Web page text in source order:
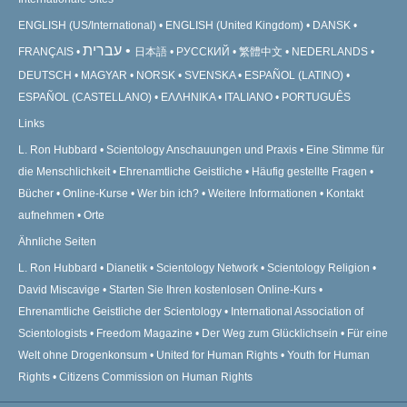
ENGLISH (US/International) ENGLISH (United Kingdom) DANSK
FRANÇAIS עברית 日本語 РУССКИЙ 繁體中文
NEDERLANDS
DEUTSCH
MAGYAR NORSK SVENSKA
ESPAÑOL (LATINO)
ESPAÑOL (CASTELLANO)
ΕΛΛΗΝΙΚA ITALIANO PORTUGUÊS
Links
L. Ron Hubbard Scientology Anschauungen und Praxis
Eine Stimme für
die Menschlichkeit
Ehrenamtliche Geistliche
Häufig gestellte Fragen
Bücher
Online-Kurse Wer bin ich? Weitere Informationen
Kontakt
aufnehmen
Orte
Ähnliche Seiten
L. Ron Hubbard Dianetik Scientology Network
Scientology Religion
David Miscavige
Starten Sie Ihren kostenlosen Online-Kurs
Ehrenamtliche Geistliche der Scientology
International Association of
Scientologists
Freedom Magazine Der Weg zum Glücklichsein
Für eine
Welt ohne Drogenkonsum
United for Human Rights
Youth for Human
Rights
Citizens Commission on Human Rights